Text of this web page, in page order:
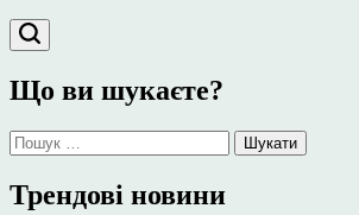
Що ви шукаєте?
Пошук:
Трендові новини